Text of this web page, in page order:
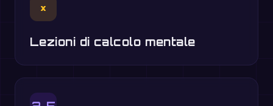
×
Lezioni di calcolo mentale